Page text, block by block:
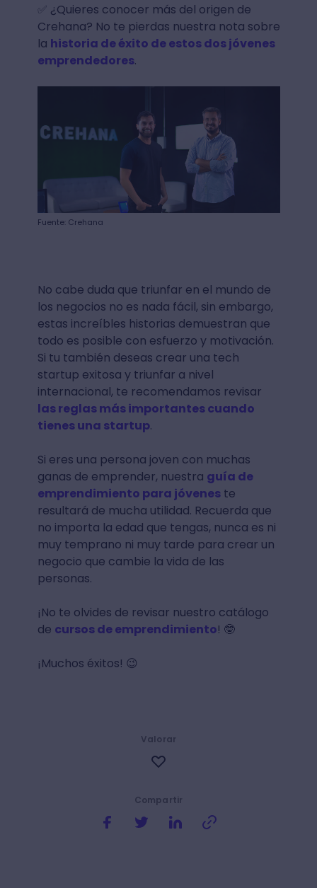
✅ ¿Quieres conocer más del origen de
Crehana? No te pierdas nuestra nota sobre
la historia de éxito de estos dos jóvenes
emprendedores.
Fuente: Crehana
No cabe duda que triunfar en el mundo de
los negocios no es nada fácil, sin embargo,
estas increíbles historias demuestran que
todo es posible con esfuerzo y motivación.
Si tu también deseas crear una tech
startup exitosa y triunfar a nivel
internacional, te recomendamos revisar
las reglas más importantes cuando
tienes una startup.
Si eres una persona joven con muchas
ganas de emprender, nuestra guía de
emprendimiento para jóveneste
resultará de mucha utilidad. Recuerda que
no importa la edad que tengas, nunca es ni
muy temprano ni muy tarde para crear un
negocio que cambie la vida de las
personas.
¡No te olvides de revisar nuestro catálogo
de cursos de emprendimiento! 🤓
¡Muchos éxitos! 😉
Compartir
Valorar